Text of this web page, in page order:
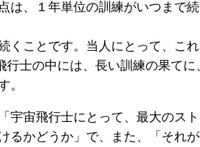
は、１年単位の訓練がいつまで
ことです。当人にとって、これ
士の中には、長い訓練の果て
。
宇宙飛行士にとって、最大のス
るかどうか」で、また、「それ